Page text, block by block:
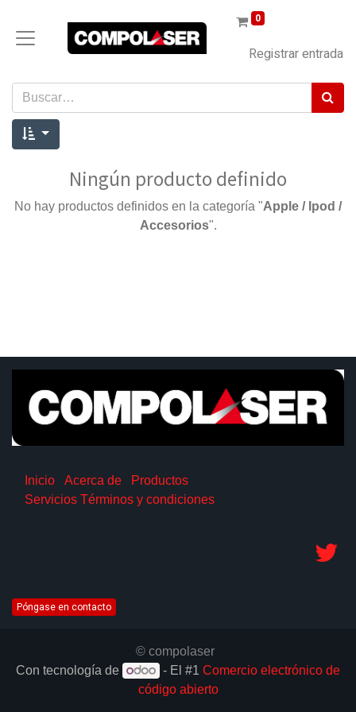
0
Registrar entrada
Ningún producto definido
No hay productos definidos en la categoría "Apple / Ipod /
Accesorios".
Inicio Acerca de
Productos
Servicios Términos y condiciones
Póngase en contacto
© compolaser
Con tecnología de
- El #1 Comercio electrónico de
código abierto